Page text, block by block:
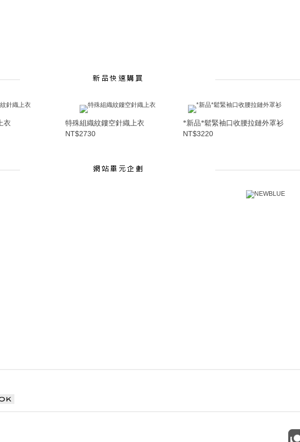
衣 特殊組織紋鏤空針織上衣
NT$2730
*新品*鬆緊袖口收腰拉鏈外罩衫
NT$3220